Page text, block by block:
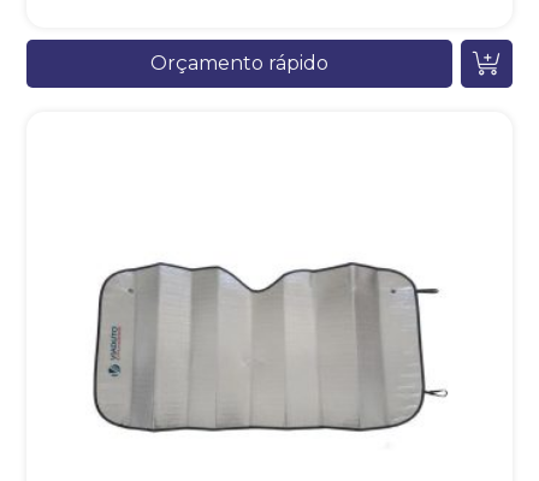
Orçamento rápido